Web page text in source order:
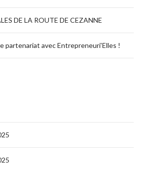
DE LA ROUTE DE CEZANNE
partenariat avec Entrepreneuri’Elles !